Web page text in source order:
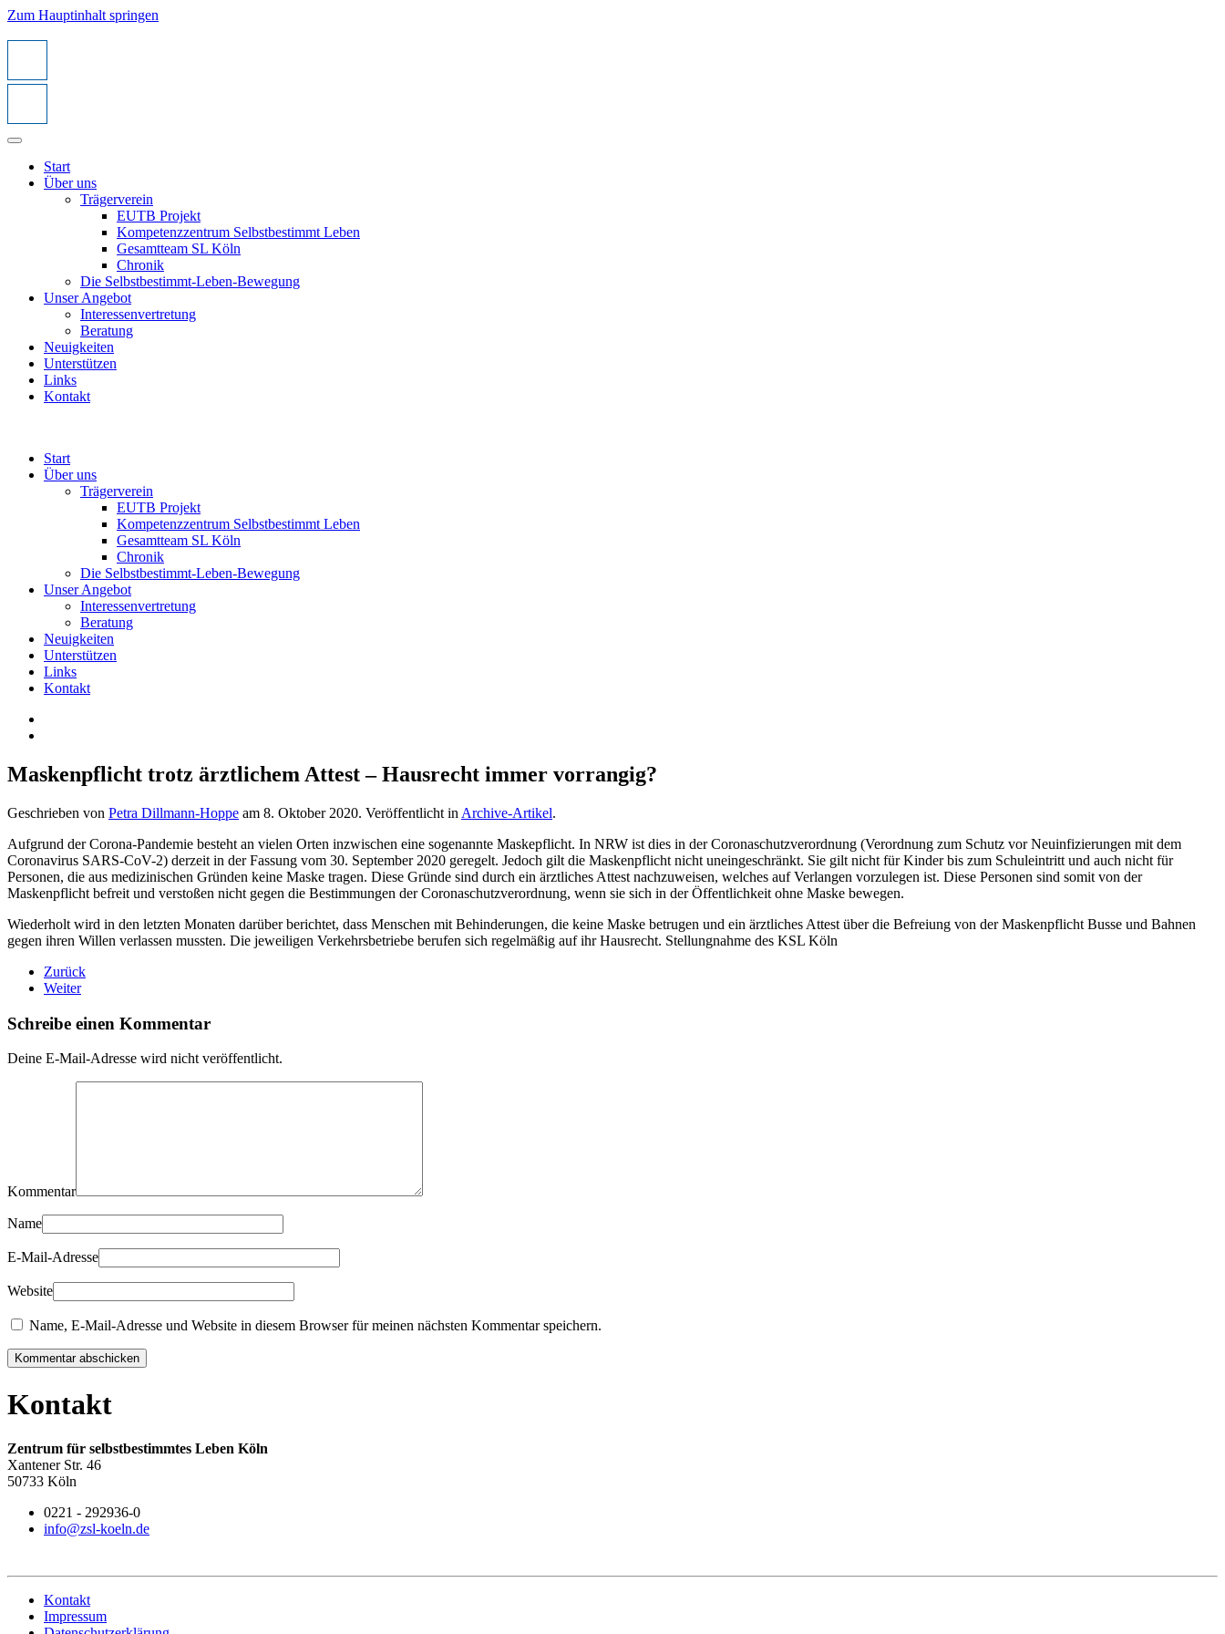
Zum Hauptinhalt springen
Start
Über uns
Trägerverein
EUTB Projekt
Kompetenzzentrum Selbstbestimmt Leben
Gesamtteam SL Köln
Chronik
Die Selbstbestimmt-Leben-Bewegung
Unser Angebot
Interessenvertretung
Beratung
Neuigkeiten
Unterstützen
Links
Kontakt
Start
Über uns
Trägerverein
EUTB Projekt
Kompetenzzentrum Selbstbestimmt Leben
Gesamtteam SL Köln
Chronik
Die Selbstbestimmt-Leben-Bewegung
Unser Angebot
Interessenvertretung
Beratung
Neuigkeiten
Unterstützen
Links
Kontakt
Maskenpflicht trotz ärztlichem Attest – Hausrecht immer vorrangig?
Geschrieben von Petra Dillmann-Hoppe am 8. Oktober 2020. Veröffentlicht in Archive-Artikel.
Aufgrund der Corona-Pandemie besteht an vielen Orten inzwischen eine sogenannte Maskepflicht. In NRW ist dies in der Coronaschutzverordnung (Verordnung zum Schutz vor Neuinfizierungen mit dem
Coronavirus SARS-CoV-2) derzeit in der Fassung vom 30. September 2020 geregelt. Jedoch gilt die Maskenpflicht nicht uneingeschränkt. Sie gilt nicht für Kinder bis zum Schuleintritt und auch nicht für
Personen, die aus medizinischen Gründen keine Maske tragen. Diese Gründe sind durch ein ärztliches Attest nachzuweisen, welches auf Verlangen vorzulegen ist. Diese Personen sind somit von der
Maskenpflicht befreit und verstoßen nicht gegen die Bestimmungen der Coronaschutzverordnung, wenn sie sich in der Öffentlichkeit ohne Maske bewegen.
Wiederholt wird in den letzten Monaten darüber berichtet, dass Menschen mit Behinderungen, die keine Maske betrugen und ein ärztliches Attest über die Befreiung von der Maskenpflicht Busse und Bahnen
gegen ihren Willen verlassen mussten. Die jeweiligen Verkehrsbetriebe berufen sich regelmäßig auf ihr Hausrecht. Stellungnahme des KSL Köln
Zurück
Weiter
Schreibe einen Kommentar
Deine E-Mail-Adresse wird nicht veröffentlicht.
Kommentar
Name
E-Mail-Adresse
Website
Name, E-Mail-Adresse und Website in diesem Browser für meinen nächsten Kommentar speichern.
Kommentar abschicken
Kontakt
Zentrum für selbstbestimmtes Leben Köln
Xantener Str. 46
50733 Köln
0221 - 292936-0
info@zsl-koeln.de
Kontakt
Impressum